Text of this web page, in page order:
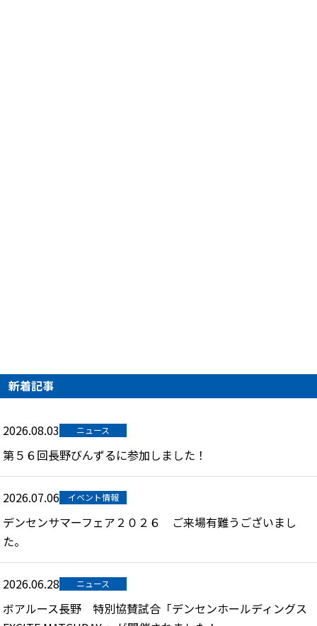
新着記事
2026.08.03 ニュース
第５６回長野びんずるに参加しました！
2026.07.06 イベント情報
デンセンサマーフェア２０２６ ご来場有難うございまし
た。
2026.06.28 ニュース
ボアルース長野 特別協賛試合「デンセンホールディングス